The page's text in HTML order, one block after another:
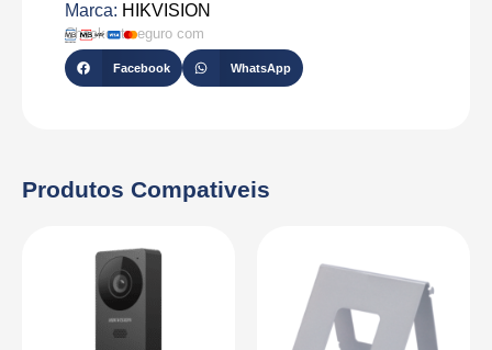
Marca: HIKVISION
Checkout seguro com
Facebook WhatsApp
Produtos Compativeis